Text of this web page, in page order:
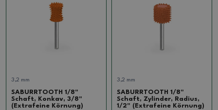
3,2 mm
SABURRTOOTH 1/8"
Schaft, Konkav, 3/8"
(Extrafeine Körnung)
3,2 mm
SABURRTOOTH 1/8"
Schaft, Zylinder, Radius,
1/2" (Extrafeine Körnung)